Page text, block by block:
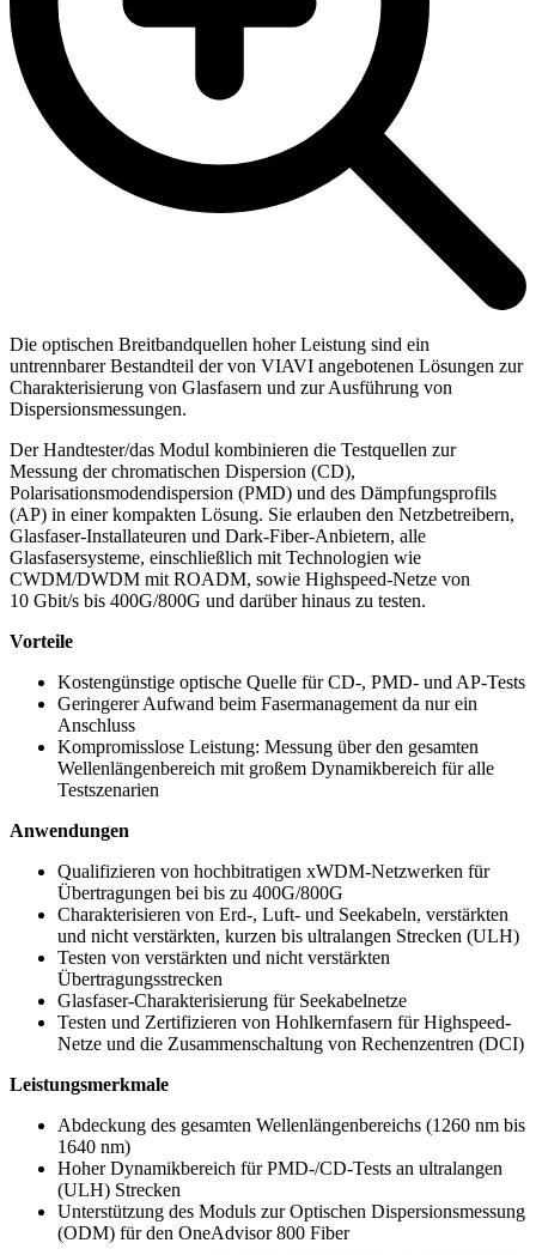
Die optischen Breitbandquellen hoher Leistung sind ein
untrennbarer Bestandteil der von VIAVI angebotenen Lösungen zur
Charakterisierung von Glasfasern und zur Ausführung von
Dispersionsmessungen.
Der Handtester/das Modul kombinieren die Testquellen zur
Messung der chromatischen Dispersion (CD),
Polarisationsmodendispersion (PMD) und des Dämpfungsprofils
(AP) in einer kompakten Lösung. Sie erlauben den Netzbetreibern,
Glasfaser-Installateuren und Dark-Fiber-Anbietern, alle
Glasfasersysteme, einschließlich mit Technologien wie
CWDM/DWDM mit ROADM, sowie Highspeed-Netze von
10 Gbit/s bis 400G/800G und darüber hinaus zu testen.
Vorteile
Kostengünstige optische Quelle für CD-, PMD- und AP-Tests
Geringerer Aufwand beim Fasermanagement da nur ein
Anschluss
Kompromisslose Leistung: Messung über den gesamten
Wellenlängenbereich mit großem Dynamikbereich für alle
Testszenarien
Anwendungen
Qualifizieren von hochbitratigen xWDM-Netzwerken für
Übertragungen bei bis zu 400G/800G
Charakterisieren von Erd-, Luft- und Seekabeln, verstärkten
und nicht verstärkten, kurzen bis ultralangen Strecken (ULH)
Testen von verstärkten und nicht verstärkten
Übertragungsstrecken
Glasfaser-Charakterisierung für Seekabelnetze
Testen und Zertifizieren von Hohlkernfasern für Highspeed-
Netze und die Zusammenschaltung von Rechenzentren (DCI)
Leistungsmerkmale
Abdeckung des gesamten Wellenlängenbereichs (1260 nm bis
1640 nm)
Hoher Dynamikbereich für PMD-/CD-Tests an ultralangen
(ULH) Strecken
Unterstützung des Moduls zur Optischen Dispersionsmessung
(ODM) für den OneAdvisor 800 Fiber